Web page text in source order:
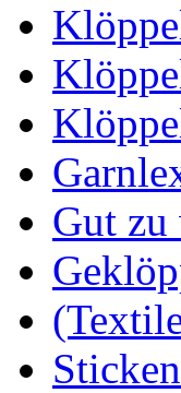
Gut zu
Sticken